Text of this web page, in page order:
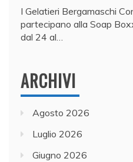
I Gelatieri Bergamaschi
partecipano alla Soap
dal 24 al…
ARCHIVI
Agosto 2026
Luglio 2026
Giugno 2026